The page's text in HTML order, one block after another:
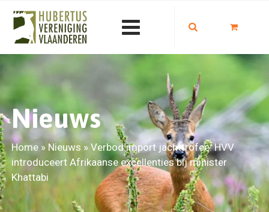
Nieuws
Home » Nieuws »Verbod import jachttrofee: HVV
introduceert Afrikaanse excellenties bij minister
Khattabi